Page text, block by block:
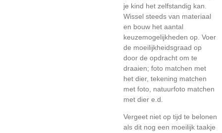
je kind het zelfstandig kan.
Wissel steeds van materiaal
en bouw het aantal
keuzemogelijkheden op. Voer
de moeilijkheidsgraad op
door de opdracht om te
draaien; foto matchen met
het dier, tekening matchen
met foto, natuurfoto matchen
met dier e.d.
Vergeet niet op tijd te belonen
als dit nog een moeilijk taakje